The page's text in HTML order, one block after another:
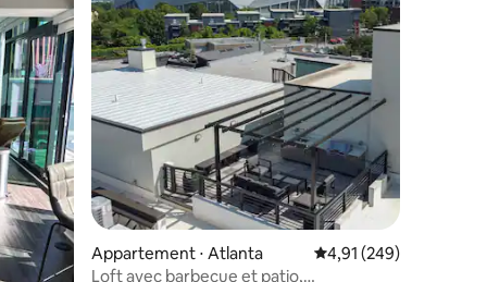
: 4,93 sur 5
Appartement ⋅ Atlanta Évaluation moyenne
4,91 (249)
Loft avec barbecue et patio,